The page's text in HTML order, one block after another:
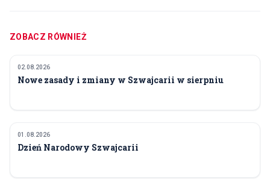
ZOBACZ RÓWNIEŻ
SPOŁECZEŃSTWO
02.08.2026
Nowe zasady i zmiany w Szwajcarii w sierpniu
SPOŁECZEŃSTWO
01.08.2026
Dzień Narodowy Szwajcarii